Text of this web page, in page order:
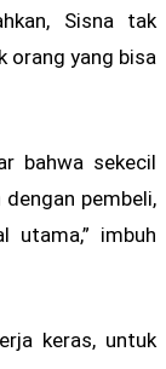
Sisna tak
orang yang bisa
bahwa sekecil
pembeli,
utama,” imbuh
keras, untuk